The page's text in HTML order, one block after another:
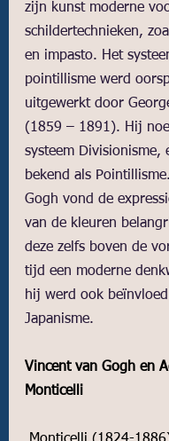
zijn kunst moderne
schildertechnieken,
en impasto. Het
pointillisme werd
uitgewerkt door
(1859 – 1891). Hij
systeem Divisionisme,
bekend als
Gogh vond de
van de kleuren
deze zelfs boven de
tijd een moderne
hij werd ook
Japanisme.
Vincent van Gogh en
Monticelli